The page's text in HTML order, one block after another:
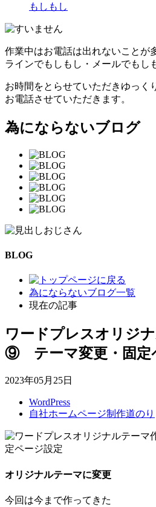
もしもし
作業中はお電話は出れないことが
ラインでもしもし・メールでもし
お時間をとらせていただきゆっく
お電話させていただきます。
為にならないブログ
BLOG
為にならないブログ一覧
現在の記事
ワードプレスオリジ
⑨ テーマ変更・固定
2023年05月25日
WordPress
自社ホームページ制作道のり
オリジナルテーマに変更
今回は今まで作ってきた